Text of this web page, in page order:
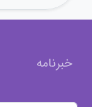
خبرنامه